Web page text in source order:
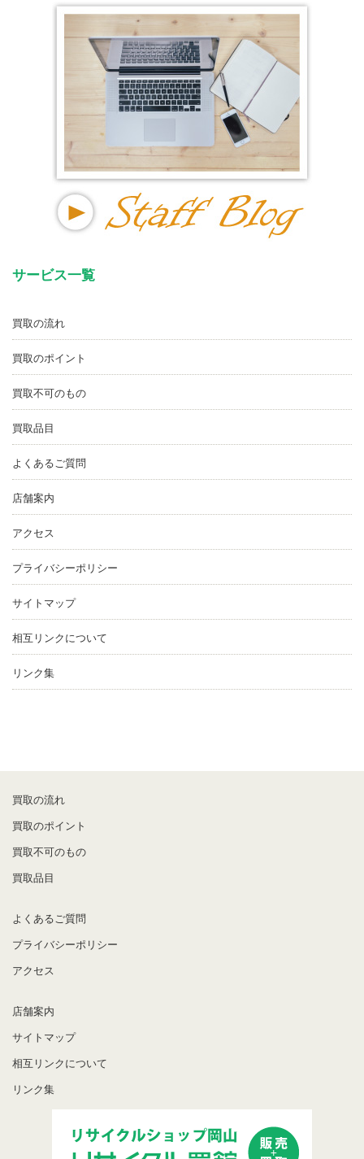
サービス一覧
買取の流れ
買取のポイント
買取不可のもの
買取品目
よくあるご質問
店舗案内
アクセス
プライバシーポリシー
サイトマップ
相互リンクについて
リンク集
買取の流れ
買取のポイント
買取不可のもの
買取品目
よくあるご質問
プライバシーポリシー
アクセス
店舗案内
サイトマップ
相互リンクについて
リンク集